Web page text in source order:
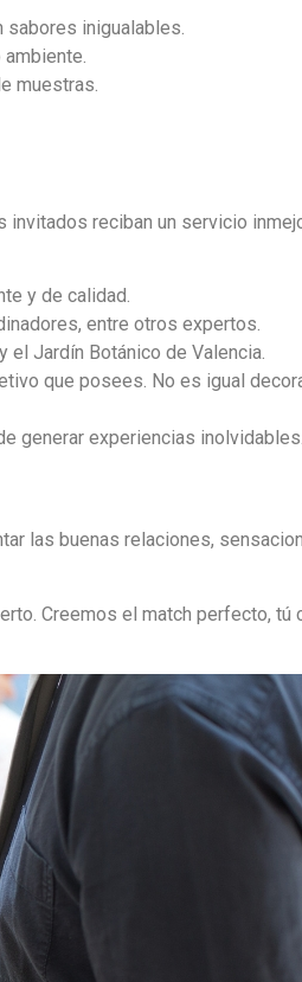
inigualables.
muestras.
reciban un servicio
y de calidad.
entre otros expertos.
el Jardín Botánico de Valencia.
que posees. No es igual
generar experiencias inolvidables.
las buenas relaciones,
Creemos el match perfecto, tú